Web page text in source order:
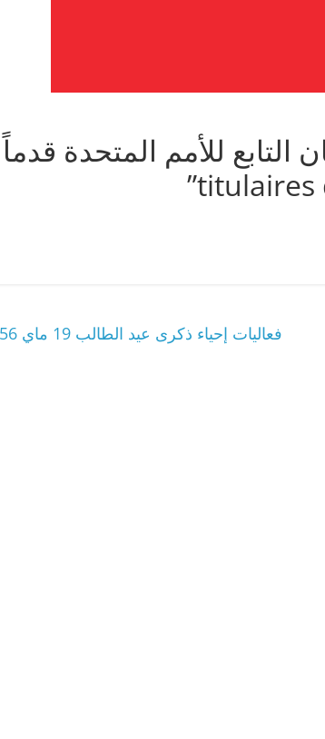
للأمم المتحدة قدماً
فعاليات إحياء ذكرى عيد الطالب 19 ماي 1956